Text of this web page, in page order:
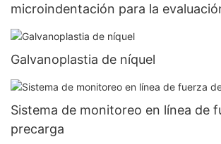
microindentación para la
propiedades mecánicas -
Galvanoplastia de níquel
Sistema de monitoreo en línea de
precarga